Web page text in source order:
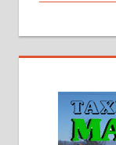
стамбене
2х150м2,
адресе.